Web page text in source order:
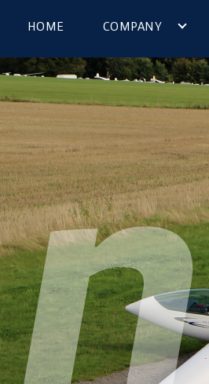
HOME COMPANY